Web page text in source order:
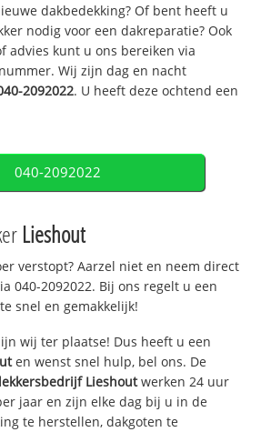
dakbedekking? Of bent heeft u
nodig voor een dakreparatie? Ook
advies kunt u ons bereiken via
Wij zijn dag en nacht
2092022. U heeft deze ochtend een
040-2092022
Lieshout
verstopt? Aarzel niet en neem direct
040-2092022. Bij ons regelt u een
snel en gemakkelijk!
wij ter plaatse! Dus heeft u een
en wenst snel hulp, bel ons. De
Lieshout werken 24 uur
jaar en zijn elke dag bij u in de
te herstellen, dakgoten te